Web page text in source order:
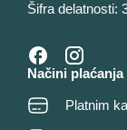
Šifra delatnosti:
Načini plaćanja
Platnim